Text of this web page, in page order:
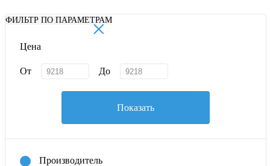
ФИЛЬТР ПО ПАРАМЕТРАМ
×
Цена
От До
Показать
Производитель